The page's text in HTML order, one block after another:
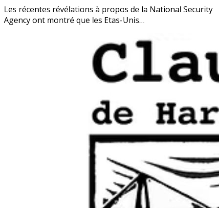
Les récentes révélations à propos de la National Security
Agency ont montré que les Etas-Unis…